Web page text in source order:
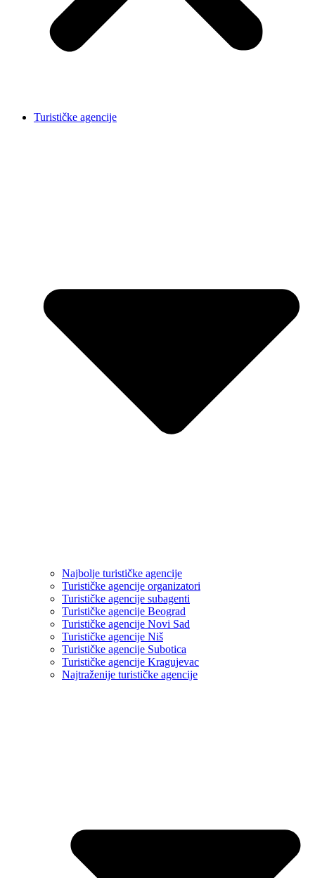
Turističke agencije
Najbolje turističke agencije
Turističke agencije organizatori
Turističke agencije subagenti
Turističke agencije Beograd
Turističke agencije Novi Sad
Turističke agencije Niš
Turističke agencije Subotica
Turističke agencije Kragujevac
Najtraženije turističke agencije